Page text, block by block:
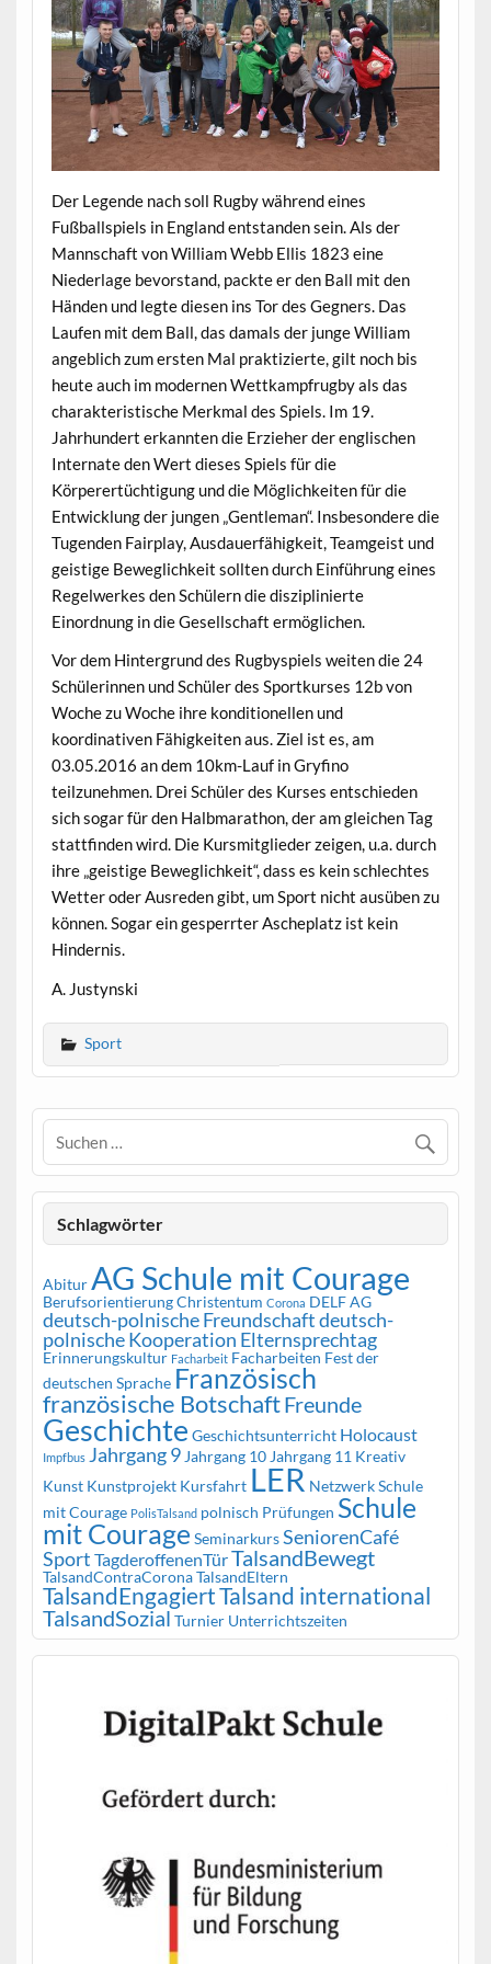
Der Legende nach soll Rugby während eines
Fußballspiels in England entstanden sein. Als der
Mannschaft von William Webb Ellis 1823 eine
Niederlage bevorstand, packte er den Ball mit den
Händen und legte diesen ins Tor des Gegners. Das
Laufen mit dem Ball, das damals der junge William
angeblich zum ersten Mal praktizierte, gilt noch bis
heute auch im modernen Wettkampfrugby als das
charakteristische Merkmal des Spiels. Im 19.
Jahrhundert erkannten die Erzieher der englischen
Internate den Wert dieses Spiels für die
Körperertüchtigung und die Möglichkeiten für die
Entwicklung der jungen „Gentleman“. Insbesondere die
Tugenden Fairplay, Ausdauerfähigkeit, Teamgeist und
geistige Beweglichkeit sollten durch Einführung eines
Regelwerkes den Schülern die disziplinierte
Einordnung in die Gesellschaft ermöglichen.
Vor dem Hintergrund des Rugbyspiels weiten die 24
Schülerinnen und Schüler des Sportkurses 12b von
Woche zu Woche ihre konditionellen und
koordinativen Fähigkeiten aus. Ziel ist es, am
03.05.2016 an dem 10km-Lauf in Gryfino
teilzunehmen. Drei Schüler des Kurses entschieden
sich sogar für den Halbmarathon, der am gleichen Tag
stattfinden wird. Die Kursmitglieder zeigen, u.a. durch
ihre „geistige Beweglichkeit“, dass es kein schlechtes
Wetter oder Ausreden gibt, um Sport nicht ausüben zu
können. Sogar ein gesperrter Ascheplatz ist kein
Hindernis.
A. Justynski
Sport
Schlagwörter
AbiturAG Schule mit Courage
BerufsorientierungChristentum Corona DELF AG
deutsch-polnische Freundschaftdeutsch-
polnische Kooperation Elternsprechtag
Erinnerungskultur Facharbeit Facharbeiten Fest der
deutschen Sprache Französisch
französische BotschaftFreunde
Geschichte Geschichtsunterricht Holocaust
Impfbus Jahrgang 9 Jahrgang 10 Jahrgang 11 Kreativ
Kunst Kunstprojekt Kursfahrt LER Netzwerk Schule
mit Courage PolisTalsand polnisch Prüfungen Schule
mit Courage SeminarkursSeniorenCafé
Sport TagderoffenenTürTalsandBewegt
TalsandContraCoronaTalsandEltern
TalsandEngagiertTalsand international
TalsandSozial Turnier Unterrichtszeiten